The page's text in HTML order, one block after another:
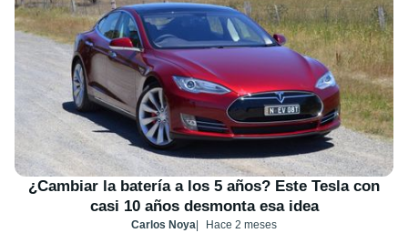
¿Cambiar la batería a los 5 años? Este Tesla con
casi 10 años desmonta esa idea
Carlos Noya Hace 2 meses